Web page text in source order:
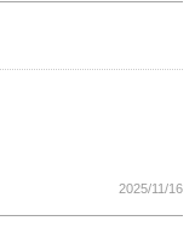
2025/11/16